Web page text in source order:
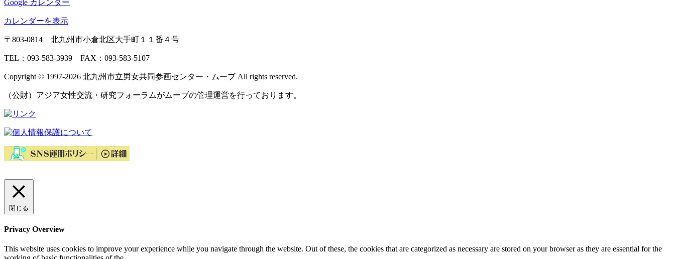
Google カレンダー
カレンダーを表示
〒803‐0814 北九州市小倉北区大手町１１番４号
TEL：093‐583‐3939 FAX：093‐583‐5107
Copyright © 1997‐2026 北九州市立男女共同参画センター・ムーブ All rights reserved.
（公財）アジア女性交流・研究フォーラムがムーブの管理運営を行っております。
閉じる
Privacy Overview
This website uses cookies to improve your experience while you navigate through the website. Out of these, the cookies that are categorized as necessary are stored on your browser as they are essential for the